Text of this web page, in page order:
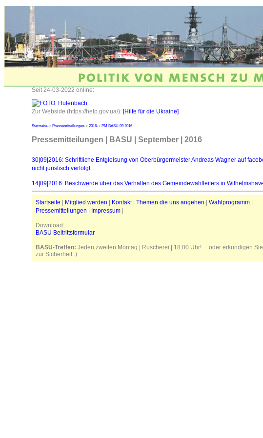
Seit 24-03-2022 online:
Zur Webside (https://help.gov.ua/): [Hilfe für die Ukraine]
Startseite-> Pressemitteilungen-> 2016-> PM BASU 09 2016
Pressemitteilungen | BASU | September | 2016
30|09|2016: Schriftliche Entgleisung von Oberbürgermeister Andreas Wagner auf
nicht juristisch verfolgt
14|09|2016: Beschwerde über das Verhalten des Gemeindewahlleiters in
Startseite Mitglied werden Kontakt| Themen die uns angehen Wahlprogramm
Pressemitteilungen
Impressum
Download:
BASU Beitrittsformular
BASU-Treffen: Jeden zweiten Montag | Ruscherei | 18:00 Uhr! ... oder erkundigen
zur Sicherheit :)